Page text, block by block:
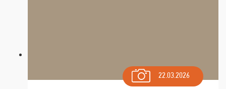
22.03.2026